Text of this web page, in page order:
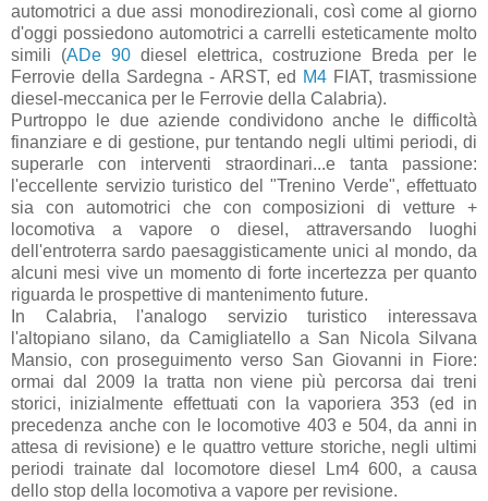
automotrici a due assi monodirezionali, così come al giorno
d'oggi possiedono automotrici a carrelli esteticamente molto
simili (ADe 90 diesel elettrica, costruzione Breda per le
Ferrovie della Sardegna - ARST, ed M4 FIAT, trasmissione
diesel-meccanica per le Ferrovie della Calabria).
Purtroppo le due aziende condividono anche le difficoltà
finanziare e di gestione, pur tentando negli ultimi periodi, di
superarle con interventi straordinari...e tanta passione:
l'eccellente servizio turistico del "Trenino Verde", effettuato
sia con automotrici che con composizioni di vetture +
locomotiva a vapore o diesel, attraversando luoghi
dell'entroterra sardo paesaggisticamente unici al mondo, da
alcuni mesi vive un momento di forte incertezza per quanto
riguarda le prospettive di mantenimento future.
In Calabria, l'analogo servizio turistico interessava
l'altopiano silano, da Camigliatello a San Nicola Silvana
Mansio, con proseguimento verso San Giovanni in Fiore:
ormai dal 2009 la tratta non viene più percorsa dai treni
storici, inizialmente effettuati con la vaporiera 353 (ed in
precedenza anche con le locomotive 403 e 504, da anni in
attesa di revisione) e le quattro vetture storiche, negli ultimi
periodi trainate dal locomotore diesel Lm4 600, a causa
dello stop della locomotiva a vapore per revisione.